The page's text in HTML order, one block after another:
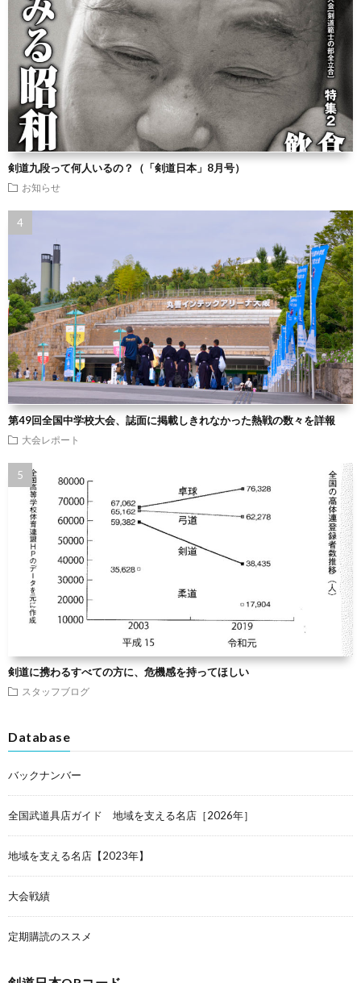
剣道九段って何人いるの？（「剣道日本」8月号）
お知らせ
第49回全国中学校大会、誌面に掲載しきれなかった熱戦の数々を詳報
大会レポート
剣道に携わるすべての方に、危機感を持ってほしい
スタッフブログ
Database
バックナンバー
全国武道具店ガイド 地域を支える名店［2026年］
地域を支える名店【2023年】
大会戦績
定期購読のススメ